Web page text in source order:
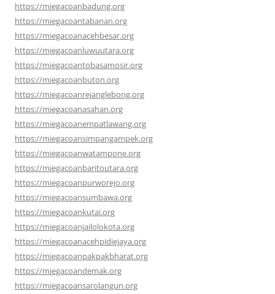
https://miegacoanbadung.org
https://miegacoantabanan.org
https://miegacoanacehbesar.org
https://miegacoanluwuutara.org
https://miegacoantobasamosir.org
https://miegacoanbuton.org
https://miegacoanrejanglebong.org
https://miegacoanasahan.org
https://miegacoanempatlawang.org
https://miegacoansimpangampek.org
https://miegacoanwatampone.org
https://miegacoanbaritoutara.org
https://miegacoanpurworejo.org
https://miegacoansumbawa.org
https://miegacoankutai.org
https://miegacoanjailolokota.org
https://miegacoanacehpidiejaya.org
https://miegacoanpakpakbharat.org
https://miegacoandemak.org
https://miegacoansarolangun.org